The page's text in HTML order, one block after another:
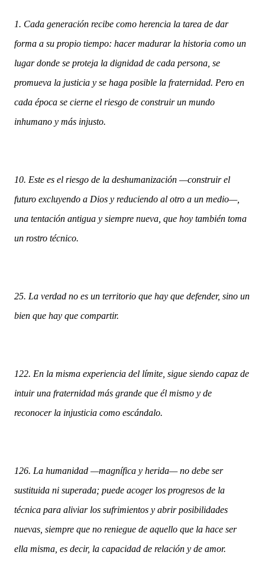
1. Cada generación recibe como herencia la tarea de dar
forma a su propio tiempo: hacer madurar la historia como un
lugar donde se proteja la dignidad de cada persona, se
promueva la justicia y se haga posible la fraternidad. Pero en
cada época se cierne el riesgo de construir un mundo
inhumano y más injusto.
10. Este es el riesgo de la deshumanización —construir el
futuro excluyendo a Dios y reduciendo al otro a un medio—,
una tentación antigua y siempre nueva, que hoy también toma
un rostro técnico.
25. La verdad no es un territorio que hay que defender, sino un
bien que hay que compartir.
122. En la misma experiencia del límite, sigue siendo capaz de
intuir una fraternidad más grande que él mismo y de
reconocer la injusticia como escándalo.
126. La humanidad —magnífica y herida— no debe ser
sustituida ni superada; puede acoger los progresos de la
técnica para aliviar los sufrimientos y abrir posibilidades
nuevas, siempre que no reniegue de aquello que la hace ser
ella misma, es decir, la capacidad de relación y de amor.